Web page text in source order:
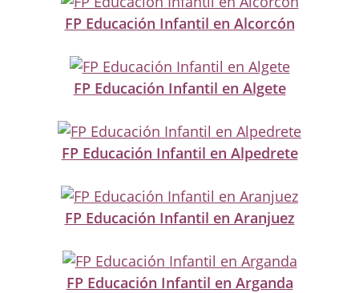
FP Educación Infantil en Alcorcón
FP Educación Infantil en Algete
FP Educación Infantil en Alpedrete
FP Educación Infantil en Aranjuez
FP Educación Infantil en Arganda